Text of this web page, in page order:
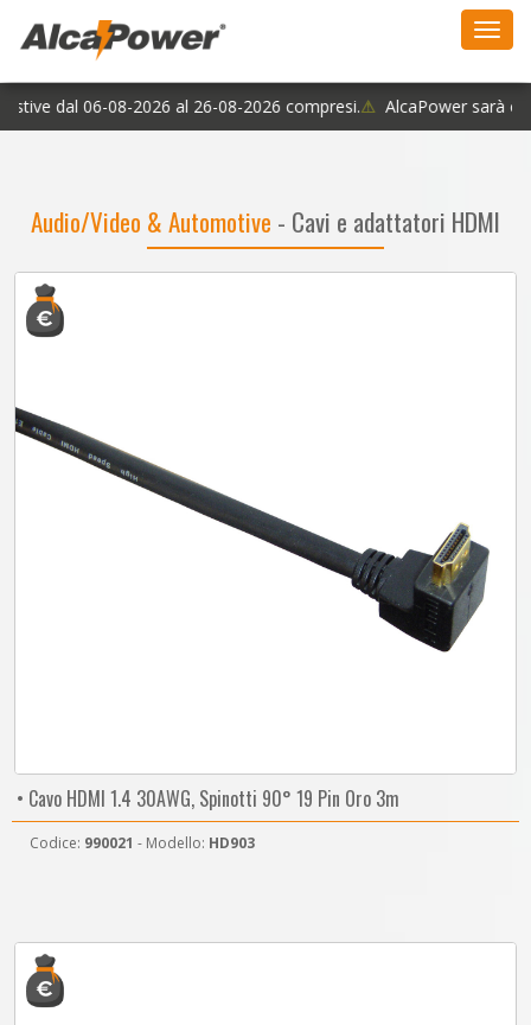
dal 06-08-2026 al 26-08-2026 compresi.⚠AlcaPower sarà
Audio/Video & Automotive - Cavi e adattatori HDMI
• Cavo HDMI 1.4 30AWG, Spinotti 90° 19 Pin Oro 3m
Codice: 990021 - Modello: HD903